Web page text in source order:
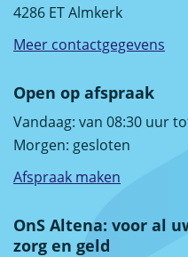
4286 ET Almkerk
Meer contactgegevens
Open op afspraak
Vandaag: van 08:30 uur
Morgen: gesloten
Afspraak maken
OnS Altena: voor al
zorg en geld